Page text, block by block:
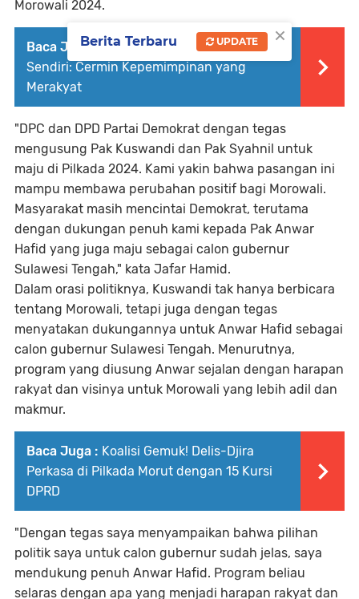
Morowali 2024.
Baca Juga : Kuswandi Pasang Bendera
Sendiri: Cermin Kepemimpinan yang
Merakyat
"DPC dan DPD Partai Demokrat dengan tegas
mengusung Pak Kuswandi dan Pak Syahnil untuk
maju di Pilkada 2024. Kami yakin bahwa pasangan ini
mampu membawa perubahan positif bagi Morowali.
Masyarakat masih mencintai Demokrat, terutama
dengan dukungan penuh kami kepada Pak Anwar
Hafid yang juga maju sebagai calon gubernur
Sulawesi Tengah," kata Jafar Hamid.
Dalam orasi politiknya, Kuswandi tak hanya berbicara
tentang Morowali, tetapi juga dengan tegas
menyatakan dukungannya untuk Anwar Hafid sebagai
calon gubernur Sulawesi Tengah. Menurutnya,
program yang diusung Anwar sejalan dengan harapan
rakyat dan visinya untuk Morowali yang lebih adil dan
makmur.
Baca Juga : Koalisi Gemuk! Delis-Djira
Perkasa di Pilkada Morut dengan 15 Kursi
DPRD
"Dengan tegas saya menyampaikan bahwa pilihan
politik saya untuk calon gubernur sudah jelas, saya
mendukung penuh Anwar Hafid. Program beliau
selaras dengan apa yang menjadi harapan rakyat dan
×
Berita Terbaru UPDATE